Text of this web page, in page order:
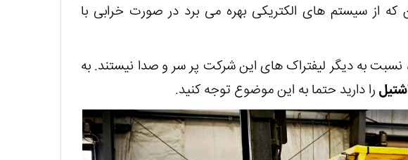
که از سیستم های الکتریکی بهره می برد در صورت خرابی با
به دیگر لیفتراک های این شرکت پر سر و صدا نیستند. به
را دارید حتما به این موضوع توجه کنید.